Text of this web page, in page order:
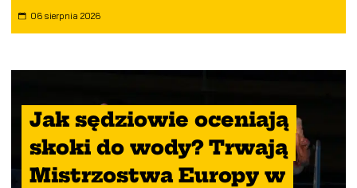
06 sierpnia 2026
Jak sędziowie oceniają
skoki do wody? Trwają
Mistrzostwa Europy w